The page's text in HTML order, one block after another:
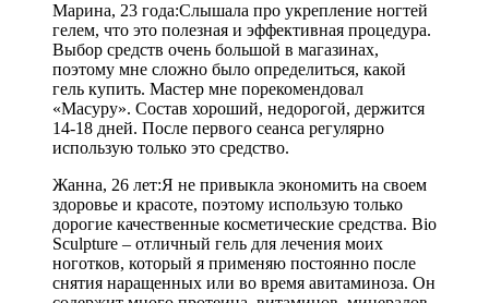
Марина, 23 года:­Слышала про укрепление ногтей
гелем, что это полезная и эффективная процедура.
Выбор средств очень большой в магазинах,
поэтому мне сложно было определиться, какой
гель купить. Мастер мне порекомендовал
«Масуру». Состав хороший, недорогой, держится
14-18 дней. После первого сеанса регулярно
использую только это средство.
Жанна, 26 лет:­Я не привыкла экономить на своем
здоровье и красоте, поэтому использую только
дорогие качественные косметические средства. Bio
Sculpture – отличный гель для лечения моих
ноготков, который я применяю постоянно после
снятия наращенных или во время авитаминоза. Он